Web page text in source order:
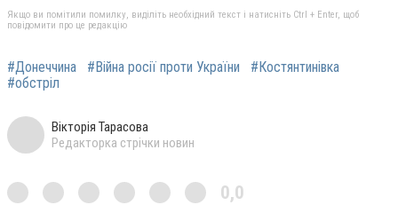
Якщо ви помітили помилку, виділіть необхідний текст і натисніть Ctrl + Enter, щоб
повідомити про це редакцію
#Донеччина #Війна росії проти України
#Костянтинівка
#обстріл
Вікторія Тарасова
Редакторка стрічки новин
0,0